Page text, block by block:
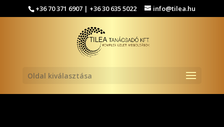
+36 70 371 6907 | +36 30 635 5022 info@tilea.hu
Oldal kiválasztása